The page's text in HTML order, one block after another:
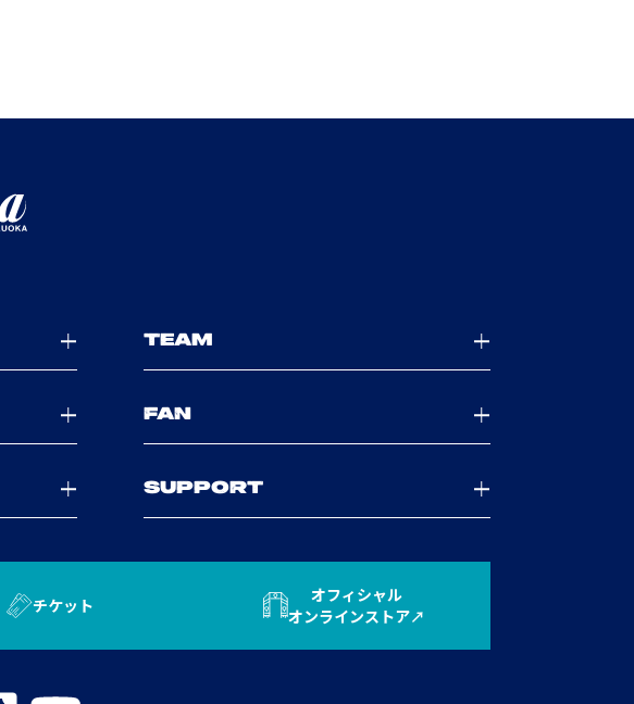
TEAM
FAN
SUPPORT
チケット
オフィシャル
オンラインストア